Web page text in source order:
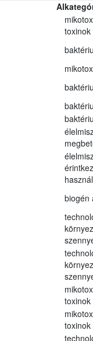
toxinok
biogén
toxinok
toxinok